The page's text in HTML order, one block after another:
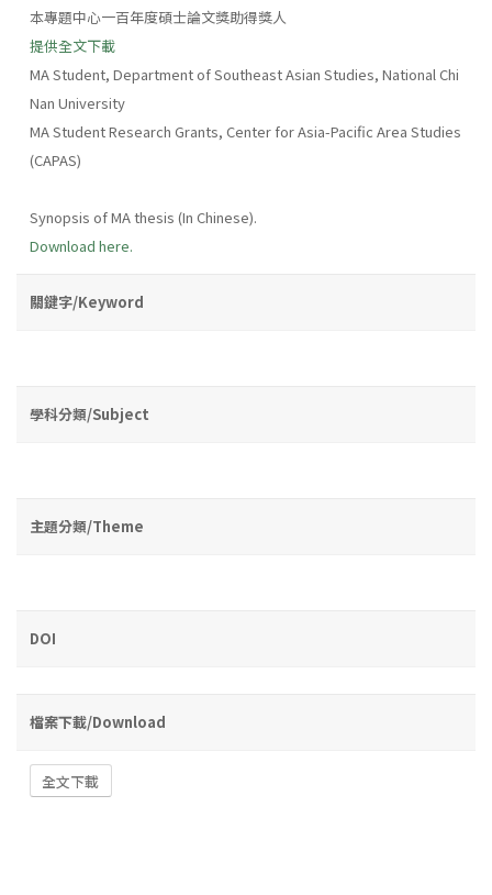
本專題中心一百年度碩士論文獎助得獎人
提供全文下載
MA Student, Department of Southeast Asian Studies, National Chi
Nan University
MA Student Research Grants, Center for Asia-Pacific Area Studies
(CAPAS)
Synopsis of MA thesis (In Chinese).
Download here.
關鍵字/Keyword
學科分類/Subject
主題分類/Theme
DOI
檔案下載/Download
全文下載